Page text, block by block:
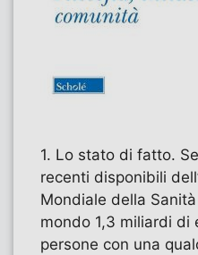
1. Lo stato di fatto.
recenti disponibili
Mondiale della
mondo 1,3 miliardi di
persone con una